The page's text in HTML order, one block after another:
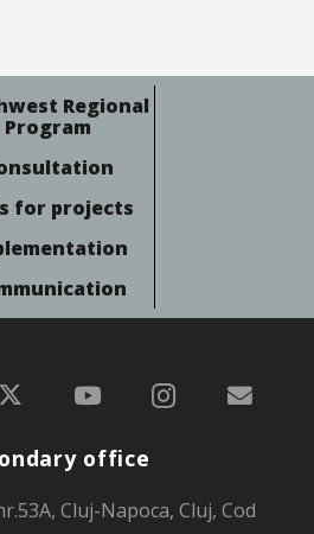
Regional
Program
for projects
office
Cluj-Napoca, Cluj, Cod